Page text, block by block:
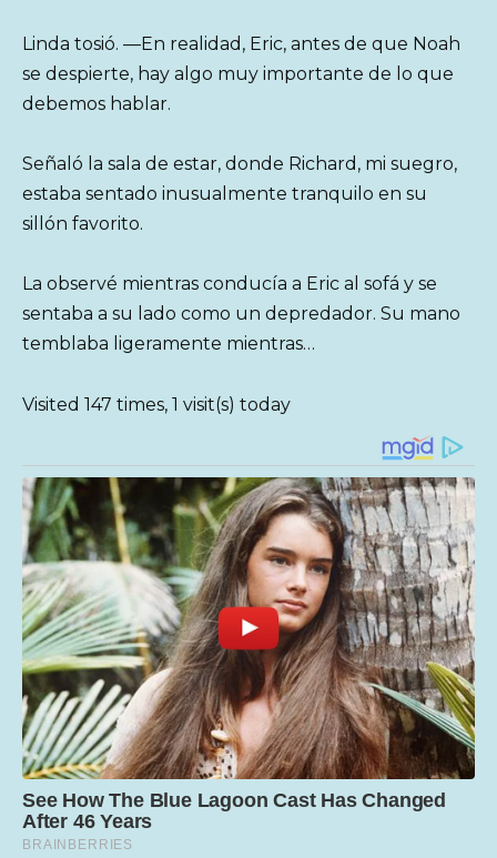
Linda tosió. —En realidad, Eric, antes de que Noah
se despierte, hay algo muy importante de lo que
debemos hablar.
Señaló la sala de estar, donde Richard, mi suegro,
estaba sentado inusualmente tranquilo en su
sillón favorito.
La observé mientras conducía a Eric al sofá y se
sentaba a su lado como un depredador. Su mano
temblaba ligeramente mientras…
Visited 147 times, 1 visit(s) today